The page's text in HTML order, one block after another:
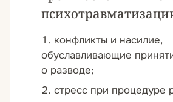
конфликты и насилие,
обуславливающие
о разводе;
стресс при процедуре